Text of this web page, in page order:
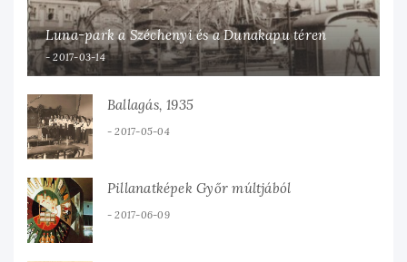
Luna-park a Széchenyi és a Dunakapu téren
2017-03-14
Ballagás, 1935
2017-05-04
Pillanatképek Győr múltjából
2017-06-09